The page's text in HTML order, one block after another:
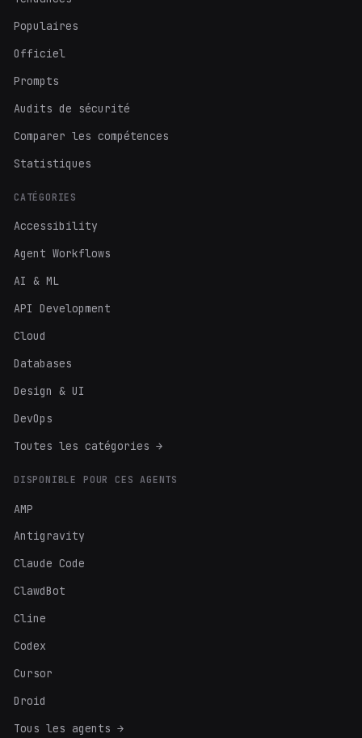
Populaires
Officiel
Prompts
Audits de sécurité
Comparer les compétences
Statistiques
CATÉGORIES
Accessibility
Agent Workflows
AI & ML
API Development
Cloud
Databases
Design & UI
DevOps
Toutes les catégories →
DISPONIBLE POUR CES AGENTS
AMP
Antigravity
Claude Code
ClawdBot
Cline
Codex
Cursor
Droid
Tous les agents →